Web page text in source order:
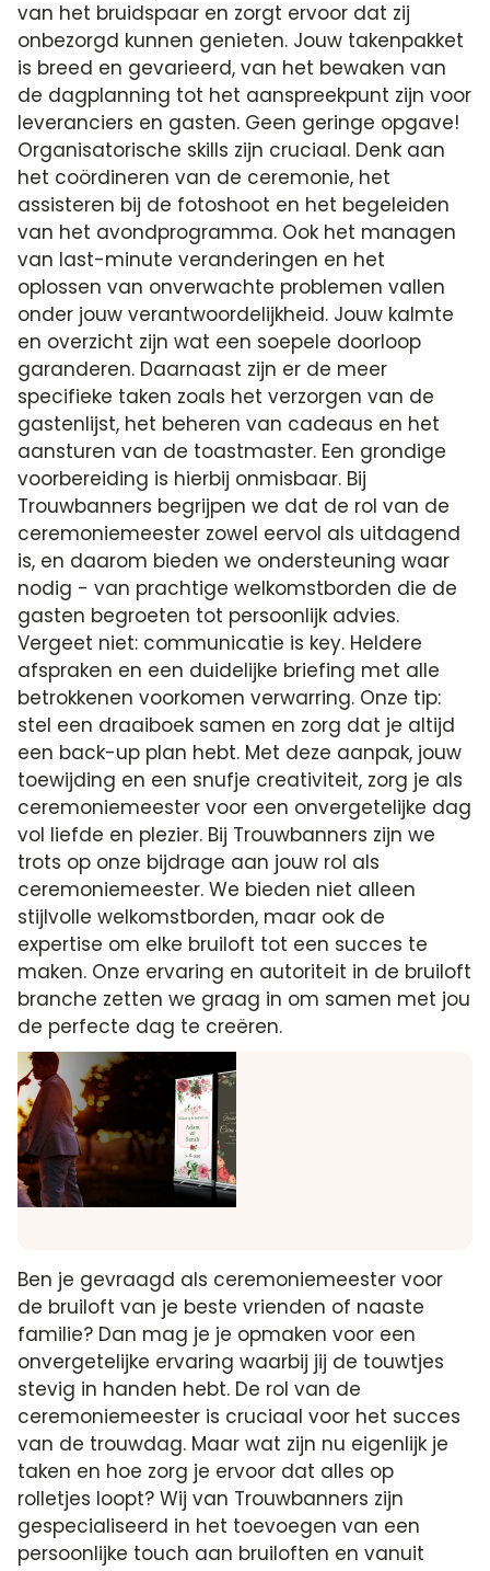
van het bruidspaar en zorgt ervoor dat zij
onbezorgd kunnen genieten. Jouw takenpakket
is breed en gevarieerd, van het bewaken van
de dagplanning tot het aanspreekpunt zijn voor
leveranciers en gasten. Geen geringe opgave!
Organisatorische skills zijn cruciaal. Denk aan
het coördineren van de ceremonie, het
assisteren bij de fotoshoot en het begeleiden
van het avondprogramma. Ook het managen
van last-minute veranderingen en het
oplossen van onverwachte problemen vallen
onder jouw verantwoordelijkheid. Jouw kalmte
en overzicht zijn wat een soepele doorloop
garanderen. Daarnaast zijn er de meer
specifieke taken zoals het verzorgen van de
gastenlijst, het beheren van cadeaus en het
aansturen van de toastmaster. Een grondige
voorbereiding is hierbij onmisbaar. Bij
Trouwbanners begrijpen we dat de rol van de
ceremoniemeester zowel eervol als uitdagend
is, en daarom bieden we ondersteuning waar
nodig - van prachtige welkomstborden die de
gasten begroeten tot persoonlijk advies.
Vergeet niet: communicatie is key. Heldere
afspraken en een duidelijke briefing met alle
betrokkenen voorkomen verwarring. Onze tip:
stel een draaiboek samen en zorg dat je altijd
een back-up plan hebt. Met deze aanpak, jouw
toewijding en een snufje creativiteit, zorg je als
ceremoniemeester voor een onvergetelijke dag
vol liefde en plezier. Bij Trouwbanners zijn we
trots op onze bijdrage aan jouw rol als
ceremoniemeester. We bieden niet alleen
stijlvolle welkomstborden, maar ook de
expertise om elke bruiloft tot een succes te
maken. Onze ervaring en autoriteit in de bruiloft
branche zetten we graag in om samen met jou
de perfecte dag te creëren.
Ben je gevraagd als ceremoniemeester voor
de bruiloft van je beste vrienden of naaste
familie? Dan mag je je opmaken voor een
onvergetelijke ervaring waarbij jij de touwtjes
stevig in handen hebt. De rol van de
ceremoniemeester is cruciaal voor het succes
van de trouwdag. Maar wat zijn nu eigenlijk je
taken en hoe zorg je ervoor dat alles op
rolletjes loopt? Wij van Trouwbanners zijn
gespecialiseerd in het toevoegen van een
persoonlijke touch aan bruiloften en vanuit